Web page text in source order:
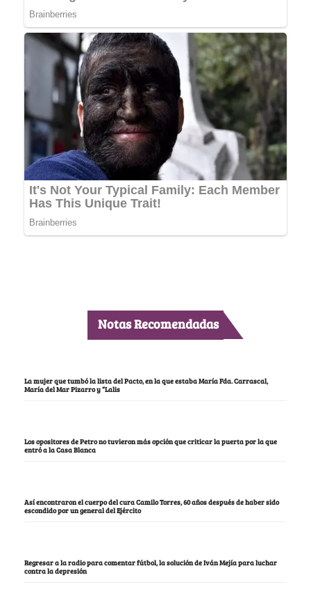
Notas Recomendadas
La mujer que tumbó la lista del Pacto, en la que estaba María Fda. Carrascal,
María del Mar Pizarro y “Lalis
Los opositores de Petro no tuvieron más opción que criticar la puerta por la que
entró a la Casa Blanca
Así encontraron el cuerpo del cura Camilo Torres, 60 años después de haber sido
escondido por un general del Ejército
Regresar a la radio para comentar fútbol, la solución de Iván Mejía para luchar
contra la depresión